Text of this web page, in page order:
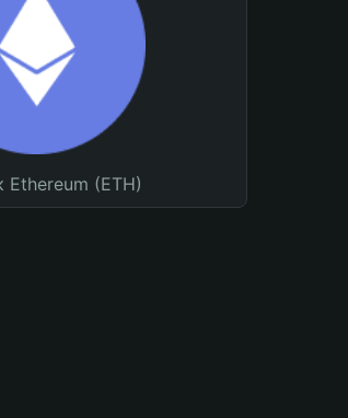
Ethereum (ETH)